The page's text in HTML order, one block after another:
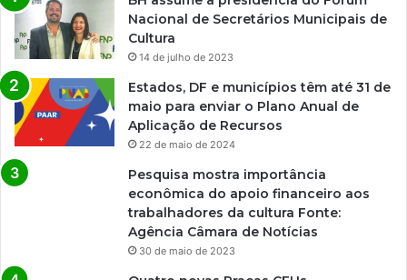
Nacional de Secretários Municipais de
Cultura
14 de julho de 2023
Estados, DF e municípios têm até 31 de
maio para enviar o Plano Anual de
Aplicação de Recursos
22 de maio de 2024
Pesquisa mostra importância
econômica do apoio financeiro aos
trabalhadores da cultura Fonte:
Agência Câmara de Notícias
30 de maio de 2023